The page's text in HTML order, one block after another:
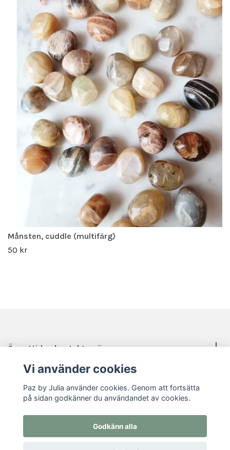
Månsten, cuddle (multifärg)
50 kr
Öppettider, kontakt, mässor mm.
Vi använder cookies
Paz by Julia använder cookies. Genom att fortsätta
på sidan godkänner du användandet av cookies.
Godkänn alla